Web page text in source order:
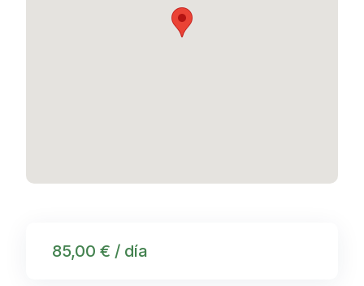
85,00 € / día